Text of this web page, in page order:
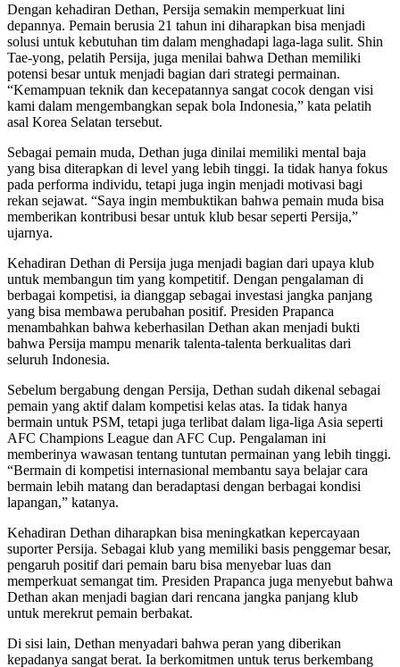
Dengan kehadiran Dethan, Persija semakin memperkuat lini
depannya. Pemain berusia 21 tahun ini diharapkan bisa menjadi
solusi untuk kebutuhan tim dalam menghadapi laga-laga sulit. Shin
Tae-yong, pelatih Persija, juga menilai bahwa Dethan memiliki
potensi besar untuk menjadi bagian dari strategi permainan.
“Kemampuan teknik dan kecepatannya sangat cocok dengan visi
kami dalam mengembangkan sepak bola Indonesia,” kata pelatih
asal Korea Selatan tersebut.
Sebagai pemain muda, Dethan juga dinilai memiliki mental baja
yang bisa diterapkan di level yang lebih tinggi. Ia tidak hanya fokus
pada performa individu, tetapi juga ingin menjadi motivasi bagi
rekan sejawat. “Saya ingin membuktikan bahwa pemain muda bisa
memberikan kontribusi besar untuk klub besar seperti Persija,”
ujarnya.
Kehadiran Dethan di Persija juga menjadi bagian dari upaya klub
untuk membangun tim yang kompetitif. Dengan pengalaman di
berbagai kompetisi, ia dianggap sebagai investasi jangka panjang
yang bisa membawa perubahan positif. Presiden Prapanca
menambahkan bahwa keberhasilan Dethan akan menjadi bukti
bahwa Persija mampu menarik talenta-talenta berkualitas dari
seluruh Indonesia.
Sebelum bergabung dengan Persija, Dethan sudah dikenal sebagai
pemain yang aktif dalam kompetisi kelas atas. Ia tidak hanya
bermain untuk PSM, tetapi juga terlibat dalam liga-liga Asia seperti
AFC Champions League dan AFC Cup. Pengalaman ini
memberinya wawasan tentang tuntutan permainan yang lebih tinggi.
“Bermain di kompetisi internasional membantu saya belajar cara
bermain lebih matang dan beradaptasi dengan berbagai kondisi
lapangan,” katanya.
Kehadiran Dethan diharapkan bisa meningkatkan kepercayaan
suporter Persija. Sebagai klub yang memiliki basis penggemar besar,
pengaruh positif dari pemain baru bisa menyebar luas dan
memperkuat semangat tim. Presiden Prapanca juga menyebut bahwa
Dethan akan menjadi bagian dari rencana jangka panjang klub
untuk merekrut pemain berbakat.
Di sisi lain, Dethan menyadari bahwa peran yang diberikan
kepadanya sangat berat. Ia berkomitmen untuk terus berkembang